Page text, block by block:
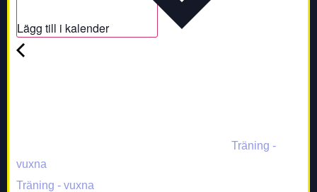
Lägg till i kalender
Träning -
vuxna
Träning - vuxna